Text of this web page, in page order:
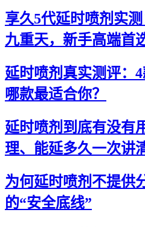
享久5代延时喷剂实
九重天，新手高端首
延时喷剂真实测评：4
哪款最适合你？
延时喷剂到底有没有
理、能延多久一次讲
为何延时喷剂不提供
的“安全底线”